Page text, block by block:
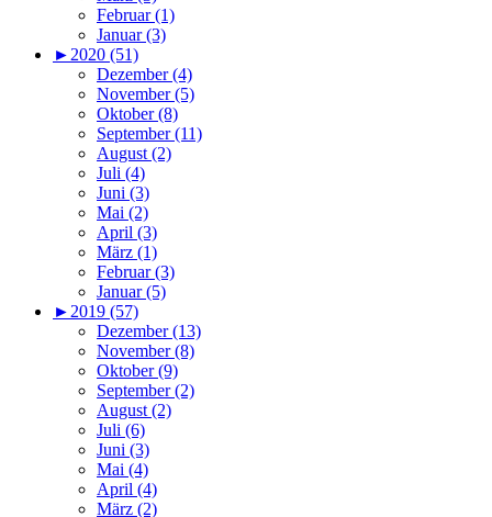
Februar (1)
Januar (3)
► 2020 (51)
Dezember (4)
November (5)
Oktober (8)
September (11)
August (2)
Juli (4)
Juni (3)
Mai (2)
April (3)
März (1)
Februar (3)
Januar (5)
► 2019 (57)
Dezember (13)
November (8)
Oktober (9)
September (2)
August (2)
Juli (6)
Juni (3)
Mai (4)
April (4)
März (2)